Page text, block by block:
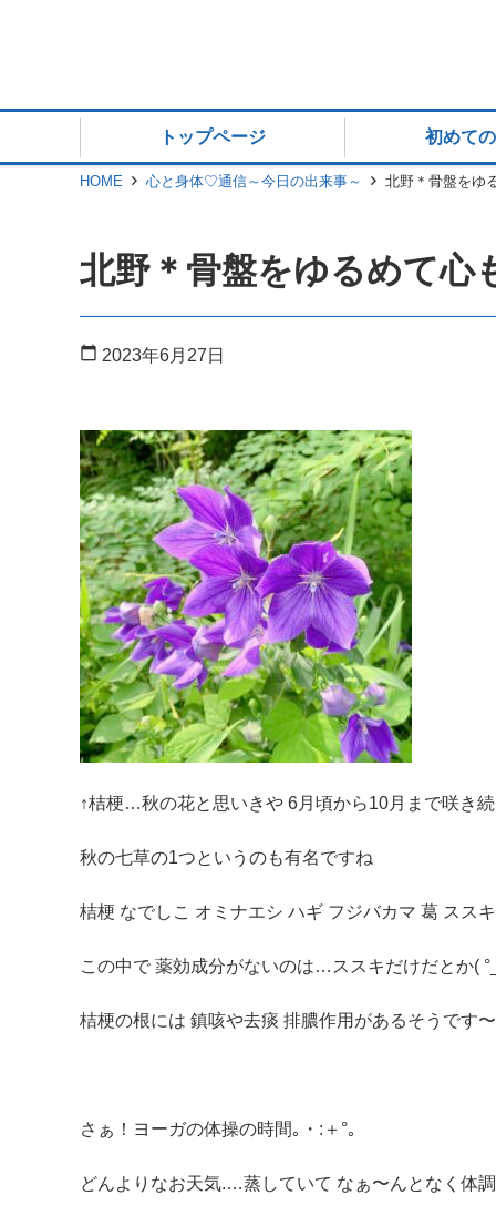
トップページ 初めて
HOME 心と身体♡通信～今日の出来事～ 北野＊骨盤をゆ
北野＊骨盤をゆるめて心
calendar_today 2023年6月27日
↑桔梗…秋の花と思いきや 6月頃から10月まで咲き続
秋の七草の1つというのも有名ですね
桔梗 なでしこ オミナエシ ハギ フジバカマ 葛 スス
この中で 薬効成分がないのは…ススキだけだとか(
桔梗の根には 鎮咳や去痰 排膿作用があるそうです〜
さぁ！ヨーガの体操の時間｡・:＋°｡
どんよりなお天気.…蒸していて なぁ〜んとなく体